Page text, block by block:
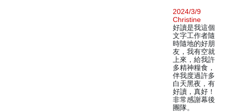
2024/3/9
Christine
好讀是我這個
文字工作者隨
時隨地的好朋
友，我有空就
上來，給我許
多精神糧食，
伴我度過許多
白天黑夜，有
好讀，真好！
非常感謝幕後
團隊。